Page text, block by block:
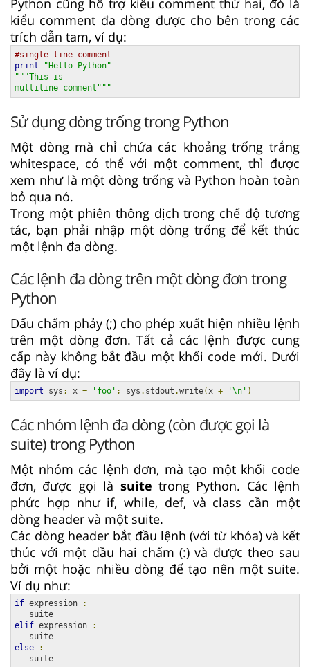
kiểu comment đa dòng được cho bên trong các
trích dẫn tam, ví dụ:
#single line comment
print
"Hello Python"
"""This is
multiline comment"""
Sử dụng dòng trống trong Python
Một dòng mà chỉ chứa các khoảng trống trắng
whitespace, có thể với một comment, thì được
xem như là một dòng trống và Python hoàn toàn
bỏ qua nó.
Trong một phiên thông dịch trong chế độ tương
tác, bạn phải nhập một dòng trống để kết thúc
một lệnh đa dòng.
Các lệnh đa dòng trên một dòng đơn trong
Python
Dấu chấm phảy (;) cho phép xuất hiện nhiều lệnh
trên một dòng đơn. Tất cả các lệnh được cung
cấp này không bắt đầu một khối code mới. Dưới
đây là ví dụ:
import sys ; x = 'foo' ; sys . stdout .write( x + '\n' )
Các nhóm lệnh đa dòng (còn được gọi là
suite) trong Python
Một nhóm các lệnh đơn, mà tạo một khối code
đơn, được gọi là suite trong Python. Các lệnh
phức hợp như if, while, def, và class cần một
dòng header và một suite.
Các dòng header bắt đầu lệnh (với từ khóa) và kết
thúc với một dầu hai chấm (:) và được theo sau
bởi một hoặc nhiều dòng để tạo nên một suite.
Ví dụ như:
if expression
:
elif expression
:
else
:
   suite